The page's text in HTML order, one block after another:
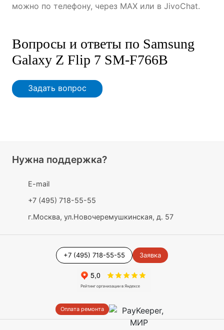
можно по телефону, через MAX или в JivoChat.
Вопросы и ответы по Samsung
Galaxy Z Flip 7 SM-F766B
Задать вопрос
Нужна поддержка?
E-mail
+7 (495) 718-55-55
г.Москва, ул.Новочеремушкинская, д. 57
+7 (495) 718-55-55 Заявка
Оплата ремонта